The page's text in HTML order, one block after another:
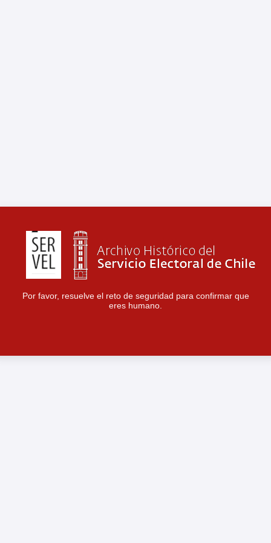
Por favor, resuelve el reto de seguridad para confirmar que
eres humano.